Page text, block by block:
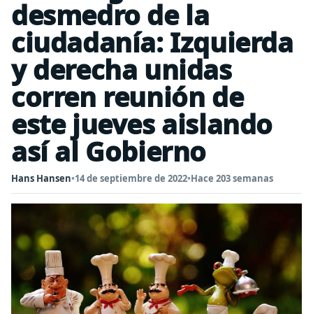
desmedro de la
ciudadanía: Izquierda
y derecha unidas
corren reunión de
este jueves aislando
así al Gobierno
Hans Hansen•14 de septiembre de 2022•Hace 203 semanas